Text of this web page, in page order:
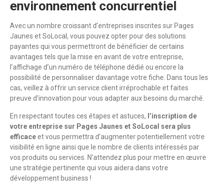
environnement concurrentiel
Avec un nombre croissant d’entreprises inscrites sur Pages
Jaunes et SoLocal, vous pouvez opter pour des solutions
payantes qui vous permettront de bénéficier de certains
avantages tels que la mise en avant de votre entreprise,
l’affichage d’un numéro de téléphone dédié ou encore la
possibilité de personnaliser davantage votre fiche. Dans tous les
cas, veillez à offrir un service client irréprochable et faites
preuve d’innovation pour vous adapter aux besoins du marché.
En respectant toutes ces étapes et astuces, l’inscription de
votre entreprise sur Pages Jaunes et SoLocal sera plus
efficaceet vous permettra d’augmenter potentiellement votre
visibilité en ligne ainsi que le nombre de clients intéressés par
vos produits ou services. N’attendez plus pour mettre en œuvre
une stratégie pertinente qui vous aidera dans votre
développement business !